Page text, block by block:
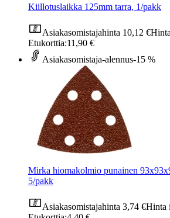
Kiillotuslaikka 125mm tarra, 1/pakk
Asiakasomistajahinta 10,12 €
Etukorttia:11,90 €
Asiakasomistaja-alennus-15 %
Mirka hiomakolmio punainen
5/pakk
Asiakasomistajahinta 3,74 €Hinta